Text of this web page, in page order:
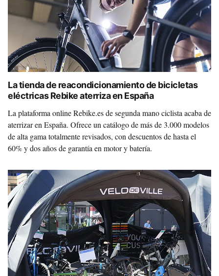
La tienda de reacondicionamiento de bicicletas
eléctricas Rebike aterriza en España
La plataforma online Rebike.es de segunda mano ciclista acaba de
aterrizar en España. Ofrece un catálogo de más de 3.000 modelos
de alta gama totalmente revisados, con descuentos de hasta el
60% y dos años de garantía en motor y batería.